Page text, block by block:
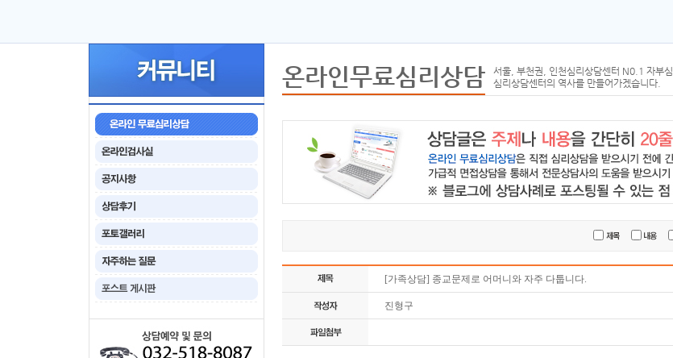
온라인무료심리상담
서울, 부천권, 인천심리상담센터 N0.1 자부심.
심리상담센터의 역사를 만들어가겠습니다.
[가족상담] 종교문제로 어머니와 자주 다툽니다.
진형구